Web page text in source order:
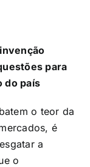
para
do país
o teor da
é
a
o